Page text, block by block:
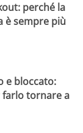
perché la
è sempre più
e bloccato:
farlo tornare a